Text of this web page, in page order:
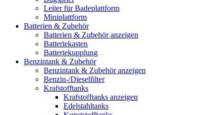
Leiter für Badeplattform
Miniplattform
Batterien & Zubehör
Batterien & Zubehör anzeigen
Batteriekasten
Batteriekupplung
Benzintank & Zubehör
Benzintank & Zubehör anzeigen
Benzin-/Dieselfilter
Krafstofftanks
Krafstofftanks anzeigen
Edelstahltanks